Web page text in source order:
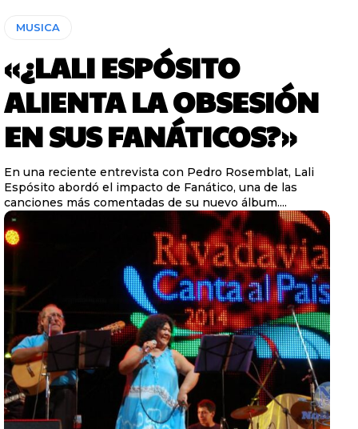
MUSICA
«¿LALI ESPÓSITO
ALIENTA LA OBSESIÓN
EN SUS FANÁTICOS?»
En una reciente entrevista con Pedro Rosemblat, Lali
Espósito abordó el impacto de Fanático, una de las
canciones más comentadas de su nuevo álbum....